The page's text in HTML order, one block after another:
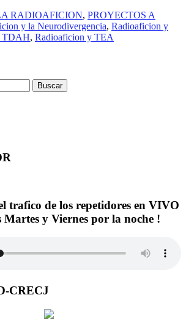
RADIOAFICION, PROYECTOS A
y la Neurodivergencia, Radioaficion y
TDAH, Radioaficion y TEA
trafico de los repetidores en VIVO
Martes y Viernes por la noche !
CRECJ